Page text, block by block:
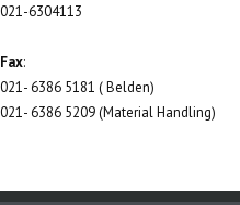
021-6304113
Fax:
021- 6386 5181 ( Belden)
021- 6386 5209 (Material Handling)